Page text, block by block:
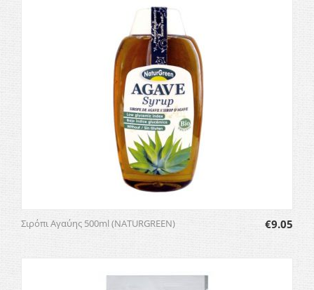
Σιρόπι Αγαύης 500ml (NATURGREEN) €9.05